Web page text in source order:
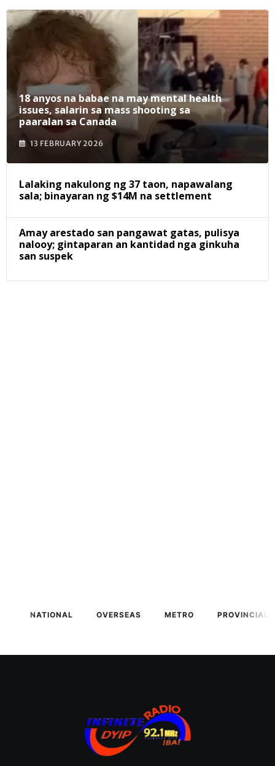
18 anyos na babae na may mental health
issues, salarin sa mass shooting sa
paaralan sa Canada
13 FEBRUARY 2026
Lalaking nakulong ng 37 taon, napawalang
sala; binayaran ng $14M na settlement
Amay arestado san pangawat gatas, pulisya
nalooy; gintaparan an kantidad nga ginkuha
san suspek
NATIONAL OVERSEAS METRO PROVINCIAL